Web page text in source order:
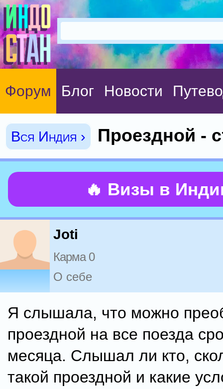
Форум Блог Новости
Вся Индия › Проездной -
🔥 Визы в
Joti
Карма 0
О себе
Я слышала, что можно
проездной на все поезда
месяца. Слышал ли кто,
такой проездной и какие